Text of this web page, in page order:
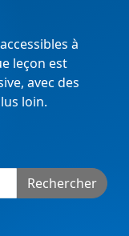
à
leçon est
avec des
loin.
Rechercher